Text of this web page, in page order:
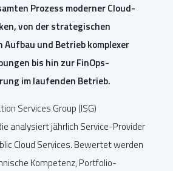
Prozess moderner Cloud-
von der strategischen
Aufbau und Betrieb komplexer
bis hin zur FinOps-
im laufenden Betrieb.
Services Group (ISG)
analysiert jährlich Service-Provider
Cloud Services. Bewertet werden
Kompetenz, Portfolio-